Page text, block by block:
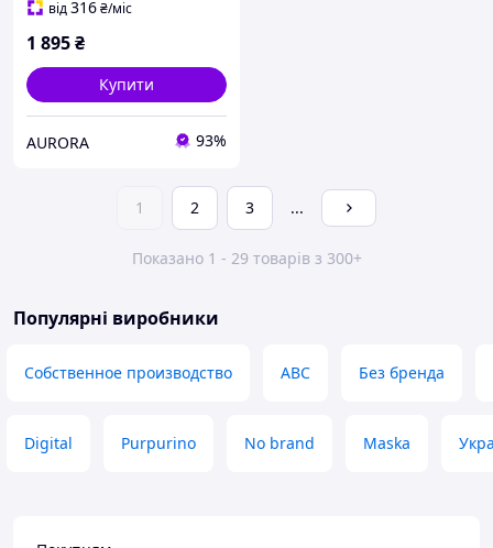
від316₴/міс
1 895₴
Купити
AURORA 93%
1 2 3 ...
Показано 1 - 29 товарів з 300+
Популярні виробники
Собственное производство ABC Без бренда
Digital Purpurino No brand Maska